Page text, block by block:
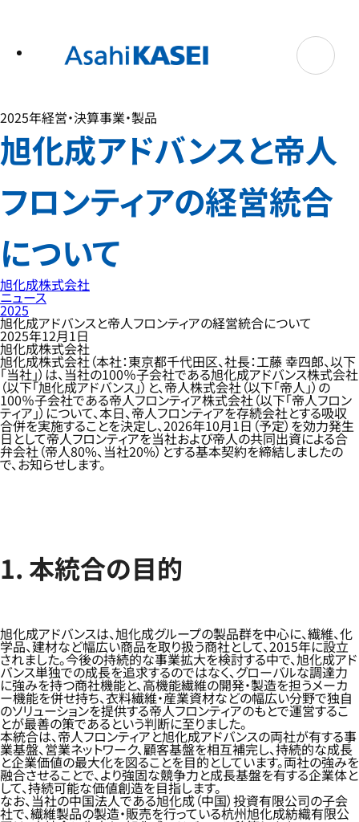
2025年経営・決算事業・製品
旭化成アドバンスと帝人
フロンティアの経営統合
について
旭化成株式会社
ニュース
2025
旭化成アドバンスと帝人フロンティアの経営統合について
2025年12月1日
旭化成株式会社
旭化成株式会社（本社：東京都千代田区、社長：工藤 幸四郎、以下
「当社」）は、当社の100％子会社である旭化成アドバンス株式会社
（以下「旭化成アドバンス」）と、帝人株式会社（以下「帝人」）の
100％子会社である帝人フロンティア株式会社（以下「帝人フロン
ティア」）について、本日、帝人フロンティアを存続会社とする吸収
合併を実施することを決定し、2026年10月1日（予定）を効力発生
日として帝人フロンティアを当社および帝人の共同出資による合
弁会社（帝人80%、当社20%）とする基本契約を締結しましたの
で、お知らせします。
1. 本統合の目的
旭化成アドバンスは、旭化成グループの製品群を中心に、繊維、化
学品、建材など幅広い商品を取り扱う商社として、2015年に設立
されました。今後の持続的な事業拡大を検討する中で、旭化成アド
バンス単独での成長を追求するのではなく、グローバルな調達力
に強みを持つ商社機能と、高機能繊維の開発・製造を担うメーカ
ー機能を併せ持ち、衣料繊維・産業資材などの幅広い分野で独自
のソリューションを提供する帝人フロンティアのもとで運営するこ
とが最善の策であるという判断に至りました。
本統合は、帝人フロンティアと旭化成アドバンスの両社が有する事
業基盤、営業ネットワーク、顧客基盤を相互補完し、持続的な成長
と企業価値の最大化を図ることを目的としています。両社の強みを
融合させることで、より強固な競争力と成長基盤を有する企業体と
して、持続可能な価値創造を目指します。
なお、当社の中国法人である旭化成（中国）投資有限公司の子会
社で、繊維製品の製造・販売を行っている杭州旭化成紡織有限公